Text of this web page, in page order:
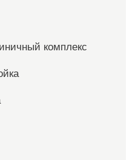
комплекс